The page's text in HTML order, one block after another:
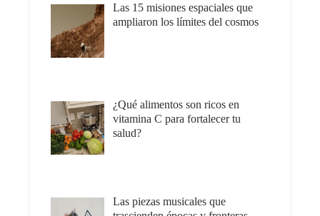
Las 15 misiones espaciales que
ampliaron los límites del cosmos
¿Qué alimentos son ricos en
vitamina C para fortalecer tu
salud?
Las piezas musicales que